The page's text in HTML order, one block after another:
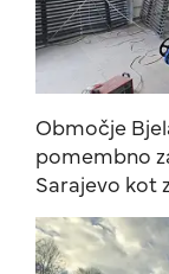
Območje
pomembno
Sarajevo kot